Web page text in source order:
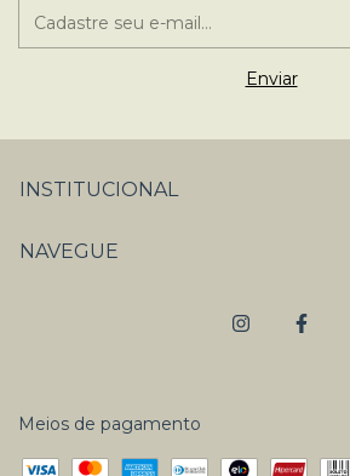
INSTITUCIONAL
NAVEGUE
Meios de pagamento